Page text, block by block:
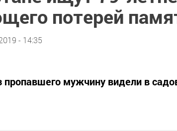
потерей
- 14:35
пропавшего мужчину видели в